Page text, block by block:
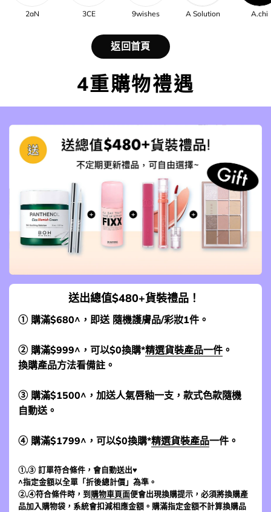
2aN 3CE 9wishes A Solution A.chi
返回首頁
4重購物禮遇
送出總值$480+貨裝禮品！
① 購滿$680^，即送 隨機護膚品/彩妝1件。
② 購滿$999^，可以$0換購*精選貨裝產品一件 。
換購產品方法看備註。
③ 購滿$1500^，加送人氣唇釉一支，款式色款隨機
自動送。
④ 購滿$1799^，可以$0換購*精選貨裝產品一件。
①,③ 訂單符合條件，會自動送出♥
^指定金額以全單「折後總計價」為準。
②,④符合條件時，到 購物車頁面便會出現換購提示，必須將換購產
品加入購物袋，系統會扣減相應金額。購滿指定金額不計算換購品